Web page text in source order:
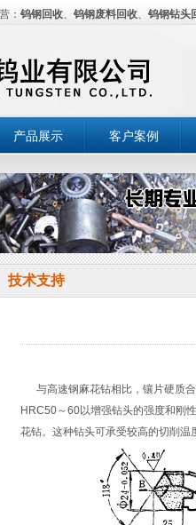
： 钨钢回收、 钨钢废料回收、 钨钢钻头
产品展示 客户案例
技术支持
与高速钢麻花钻相比，镶片硬质合
HRC50～60以增强钻头的强度和刚
花钻。这种钻头可承受较高的切削